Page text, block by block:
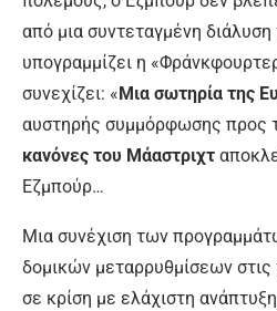
από μια συντεταγμένη
υπογραμμίζει η
συνεχίζει: « Μια σωτηρία της
αυστηρής συμμόρφωσης προς
κανόνες του Μάαστριχτ
Εζμπούρ…
Μια συνέχιση των
δομικών μεταρρυθμίσεων
σε κρίση με ελάχιστη